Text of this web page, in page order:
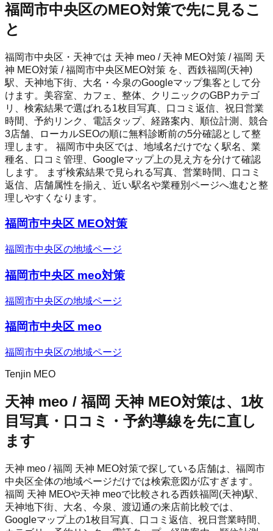
福岡市中央区のMEO対策で先に見るこ
と
福岡市中央区・天神では 天神 meo / 天神 MEO対策 / 福岡 天
神 MEO対策 / 福岡市中央区MEO対策 を、西鉄福岡(天神)
駅、天神地下街、大名・今泉のGoogleマップ集客として分
けます。美容室、カフェ、整体、クリニックのGBPカテゴ
リ、検索結果で選ばれる1枚目写真、口コミ返信、祝日営業
時間、予約リンク、電話タップ、経路案内、順位計測、競合
3店舗、ローカルSEOの順に無料診断前の5分確認として整
理します。 福岡市中央区では、地域名だけでなく駅名、業
種名、口コミ管理、Googleマップ上の見え方を分けて確認
します。 まず検索結果で見られる写真、営業時間、口コミ
返信、店舗属性を揃え、近い駅名や業種別ページへ進むと整
理しやすくなります。
福岡市中央区 MEO対策
福岡市中央区の地域ページ
福岡市中央区 meo対策
福岡市中央区の地域ページ
福岡市中央区 meo
福岡市中央区の地域ページ
Tenjin MEO
天神 meo / 福岡 天神 MEO対策は、1枚
目写真・口コミ・予約導線を先に直し
ます
天神 meo / 福岡 天神 MEO対策で探している店舗は、福岡市
中央区全体の地域ページだけでは検索意図が広すぎます。
福岡 天神 MEOや天神 meoで比較される西鉄福岡(天神)駅、
天神地下街、大名、今泉、渡辺通の来店前比較では、
Googleマップ上の1枚目写真、口コミ返信、祝日営業時間、